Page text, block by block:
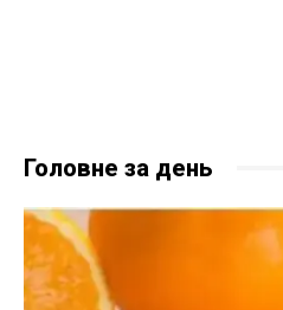
Головне за день